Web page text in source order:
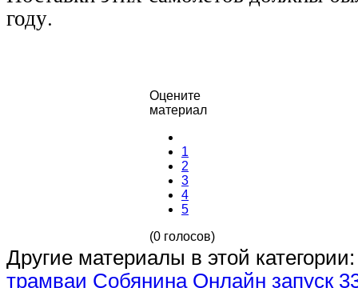
году.
Оцените
материал
1
2
3
4
5
(0 голосов)
Другие материалы в этой категории:
трамваи Собянина Онлайн запуск